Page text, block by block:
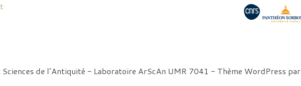
de l’Antiquité - Laboratoire ArScAn UMR 7041 - Thème WordPress par